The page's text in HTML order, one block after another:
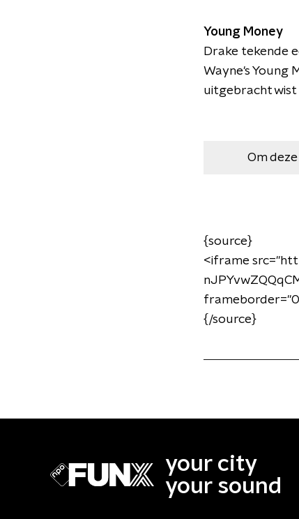
Young Money
Drake tekende
Wayne's Young
uitgebracht wist
Om
{source}
<iframe
{/source}
your city
your sound